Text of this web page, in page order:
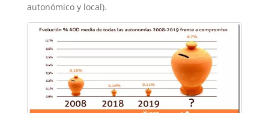
autonómico y local).